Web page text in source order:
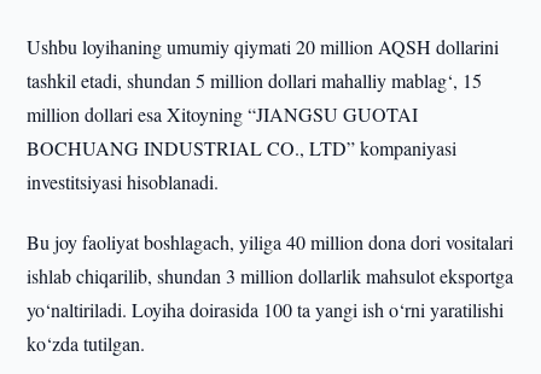
Ushbu loyihaning umumiy qiymati 20 million AQSH dollarini
tashkil etadi, shundan 5 million dollari mahalliy mablag‘, 15
million dollari esa Xitoyning “JIANGSU GUOTAI
BOCHUANG INDUSTRIAL CO., LTD” kompaniyasi
investitsiyasi hisoblanadi.
Bu joy faoliyat boshlagach, yiliga 40 million dona dori vositalari
ishlab chiqarilib, shundan 3 million dollarlik mahsulot eksportga
yo‘naltiriladi. Loyiha doirasida 100 ta yangi ish o‘rni yaratilishi
ko‘zda tutilgan.